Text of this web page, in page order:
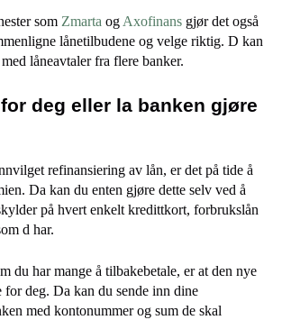
som Zmarta og Axofinans gjør det også
lånetilbudene og velge riktig. D kan
låneavtaler fra flere banker.
deg eller la banken gjøre
refinansiering av lån, er det på tide å
Da kan du enten gjøre dette selv ved å
på hvert enkelt kredittkort, forbrukslån
d har.
du har mange å tilbakebetale, er at den nye
for deg. Da kan du sende inn dine
med kontonummer og sum de skal